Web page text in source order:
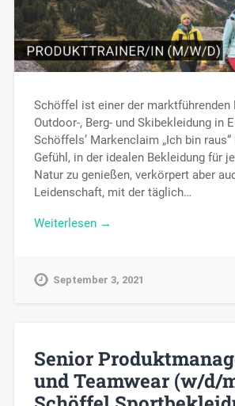
Schöffel ist einer der marktführenden
Outdoor-, Berg- und Skibekleidung in
Schöffels’ Markenclaim „Ich bin
Gefühl, in der idealen Bekleidung für
Natur zu genießen, verkörpert aber
Leidenschaft, mit der täglich…
Weiterlesen →
September 3, 2021
Senior
und Teamwear (w/d/